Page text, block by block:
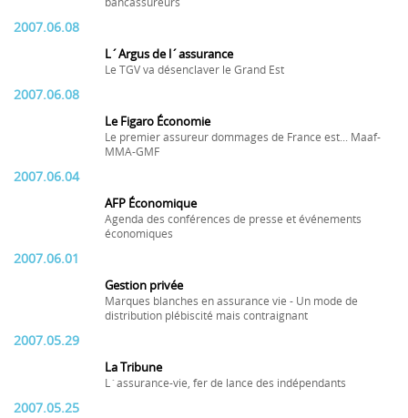
bancassureurs
2007.06.08
L´Argus de l´assurance
Le TGV va désenclaver le Grand Est
2007.06.08
Le Figaro Économie
Le premier assureur dommages de France est... Maaf-
MMA-GMF
2007.06.04
AFP Économique
Agenda des conférences de presse et événements
économiques
2007.06.01
Gestion privée
Marques blanches en assurance vie - Un mode de
distribution plébiscité mais contraignant
2007.05.29
La Tribune
L´assurance-vie, fer de lance des indépendants
2007.05.25